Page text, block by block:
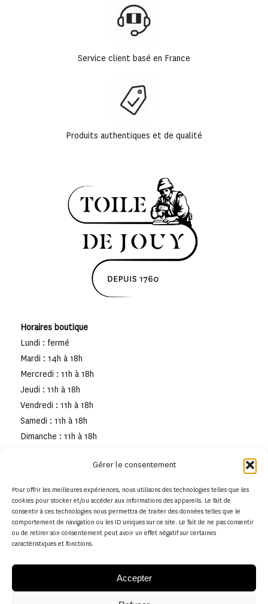
Gérer le consentement
Pour offrir les meilleures expériences, nous utilisons des technologies telles que les
cookies pour stocker et/ou accéder aux informations des appareils. Le fait de
consentir à ces technologies nous permettra de traiter des données telles que le
comportement de navigation ou les ID uniques sur ce site. Le fait de ne pas consentir
ou de retirer son consentement peut avoir un effet négatif sur certaines
caractéristiques et fonctions.
Accepter
Service client basé en France
Produits authentiques et de qualité
Horaires boutique
Lundi : fermé
Mardi : 14h à 18h
Mercredi : 11h à 18h
Jeudi : 11h à 18h
Vendredi : 11h à 18h
Samedi : 11h à 18h
Dimanche : 11h à 18h